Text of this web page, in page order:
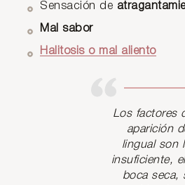
Sensación de
Mal sabor
Halitosis o mal aliento
Los factores
aparición
lingual son
insuficiente,
boca seca,